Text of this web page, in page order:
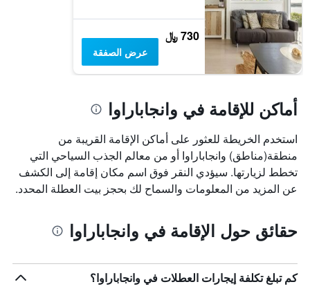
730 ﷼
عرض الصفقة
أماكن للإقامة في وانجاباراوا
استخدم الخريطة للعثور على أماكن الإقامة القريبة من
منطقة(مناطق) وانجاباراوا أو من معالم الجذب السياحي التي
تخطط لزيارتها. سيؤدي النقر فوق اسم مكان إقامة إلى الكشف
عن المزيد من المعلومات والسماح لك بحجز بيت العطلة المحدد.
حقائق حول الإقامة في وانجاباراوا
كم تبلغ تكلفة إيجارات العطلات في وانجاباراوا؟